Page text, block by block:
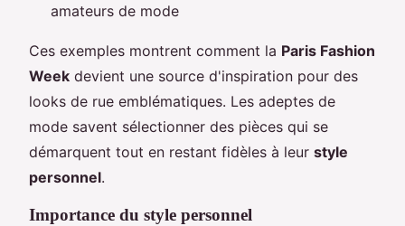
amateurs de mode
Ces exemples montrent comment la Paris Fashion
Week devient une source d'inspiration pour des
looks de rue emblématiques. Les adeptes de
mode savent sélectionner des pièces qui se
démarquent tout en restant fidèles à leur style
personnel.
Importance du style personnel